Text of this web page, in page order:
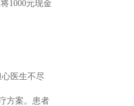
1000元现金
医生不尽
方案。患者